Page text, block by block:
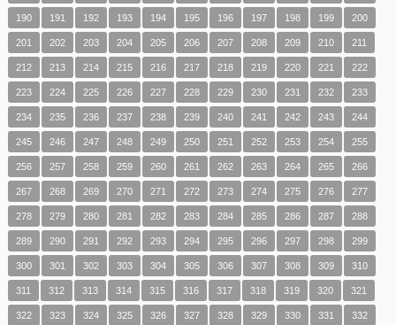
190 191 192 193 194 195 196 197 198 199 200
201 202 203 204 205 206 207 208 209 210 211
212 213 214 215 216 217 218 219 220 221 222
223 224 225 226 227 228 229 230 231 232 233
234 235 236 237 238 239 240 241 242 243 244
245 246 247 248 249 250 251 252 253 254 255
256 257 258 259 260 261 262 263 264 265 266
267 268 269 270 271 272 273 274 275 276 277
278 279 280 281 282 283 284 285 286 287 288
289 290 291 292 293 294 295 296 297 298 299
300 301 302 303 304 305 306 307 308 309 310
311 312 313 314 315 316 317 318 319 320 321
322 323 324 325 326 327 328 329 330 331 332